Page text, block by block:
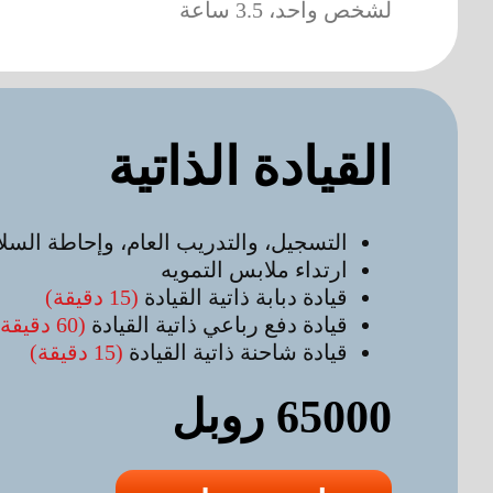
لشخص واحد، 3.5 ساعة
القيادة الذاتية
التسجيل، والتدريب العام، وإحاطة
ارتداء ملابس التمويه
قيادة دبابة ذاتية القيادة (15 دقيقة)
قيادة دفع رباعي ذاتية القيادة (60 دقيقة)
قيادة شاحنة ذاتية القيادة (15 دقيقة)
65000 روبل